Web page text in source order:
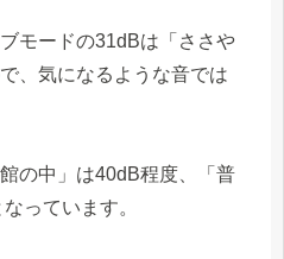
モードの31dBは「ささや
、気になるような音では
の中」は40dB程度、「普
っています。